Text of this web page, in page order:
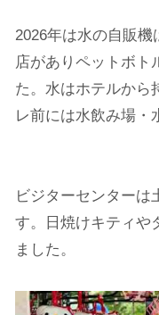
2026年は水の自販
店がありペットボト
た。水はホテルから
レ前には水飲み場・
ビジターセンターは
す。日焼けキティや
ました。